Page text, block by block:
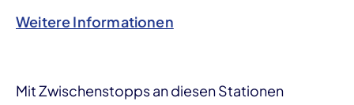
Weitere Informationen
Mit Zwischenstopps an diesen Stationen